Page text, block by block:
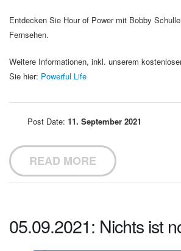
Entdecken Sie Hour of Power mit Bobby
Fernsehen.
Weitere Informationen, inkl. unserem
Sie hier: Powerful Life
Post Date: 11. September 2021
READ MORE
05.09.2021: Nichts ist